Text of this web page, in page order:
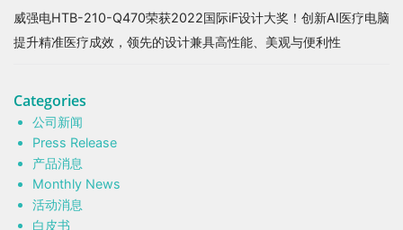
威强电HTB-210-Q470荣获2022国际iF设计大奖！创新AI医疗电脑
提升精准医疗成效，领先的设计兼具高性能、美观与便利性
Categories
公司新闻
Press Release
产品消息
Monthly News
活动消息
白皮书